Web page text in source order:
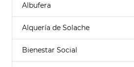
Albufera
Alquería de Solache
Bienestar Social